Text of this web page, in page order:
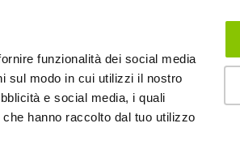
funzionalità dei social media
sul modo in cui utilizzi il nostro
e social media, i quali
hanno raccolto dal tuo utilizzo